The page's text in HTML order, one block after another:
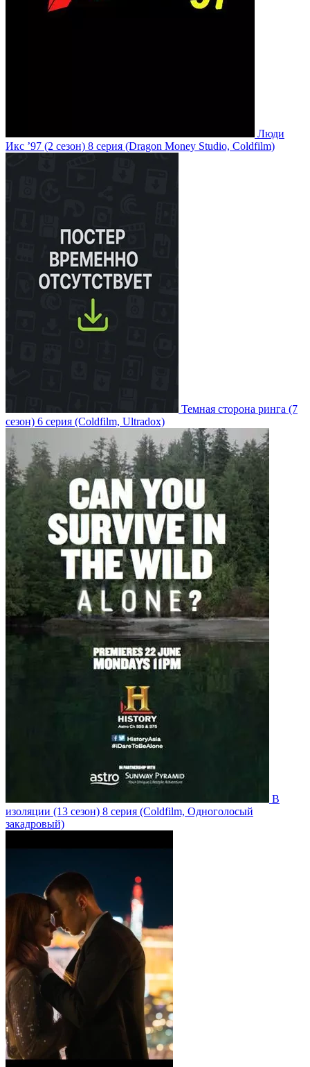
Люди
Икс ’97 (2 сезон) 8 серия (Dragon Money Studio, Coldfilm)
Темная сторона ринга (7
сезон) 6 серия (Coldfilm, Ultradox)
В
изоляции (13 сезон) 8 серия (Coldfilm, Одноголосый
закадровый)